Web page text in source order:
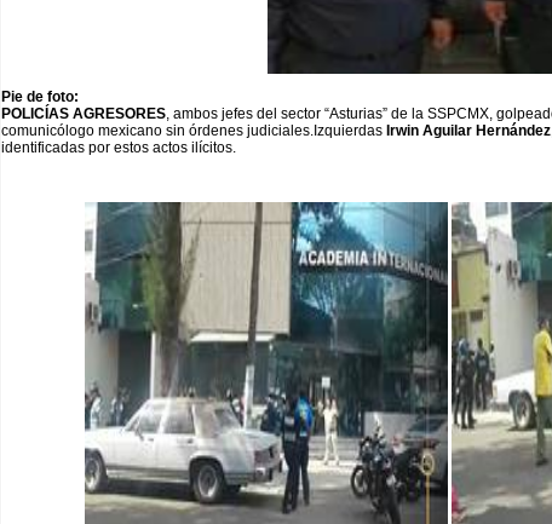
Pie de foto:
POLICÍAS AGRESORES, ambos jefes del sector “Asturias” de la SSPCMX,
comunicólogo mexicano sin órdenes judiciales.Izquierdas Irwin Aguilar Hernández
identificadas por estos actos ilícitos.